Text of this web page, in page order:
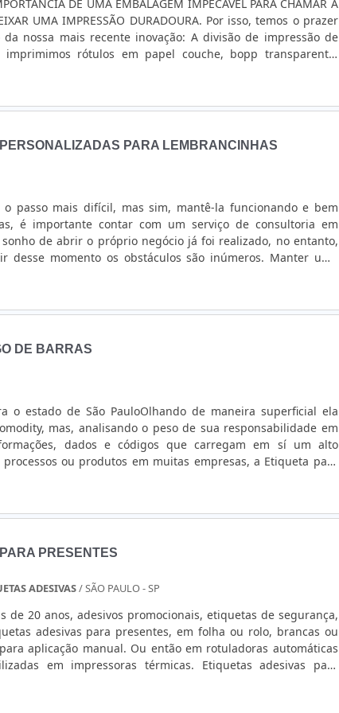
DE UMA EMBALAGEM IMPECÁVEL PARA CHAMAR A
UMA IMPRESSÃO DURADOURA. Por isso, temos o prazer
nossa mais recente inovação: A divisão de impressão de
rótulos em papel couche, bopp transparente,
com ou sem laminação! Em nossa linha de produção
premium e tecnologias de impressão de última geração
e etiquetas não apenas tenham uma aparência
com pequenos volumes, evitando assim, perdas e
Vai lançar um produto ou fazer uma reposição? Procure-nos!
você pode confiar em nós para entregar seus rótulos e
possível, sem comprometer a qualidade!
PARA LEMBRANCINHAS
passo mais difícil, mas sim, mantê-la funcionando e bem
é importante contar com um serviço de consultoria em
de abrir o próprio negócio já foi realizado, no entanto,
desse momento os obstáculos são inúmeros. Manter uma
seu porte, é um grande desafio, pois cada um dos setores
e nenhum ....
DE BARRAS
o estado de São PauloOlhando de maneira superficial ela
mas, analisando o peso de sua responsabilidade em
dados e códigos que carregam em sí um alto
ou produtos em muitas empresas, a Etiqueta para
de coadjuvante para papel principal desta peça. Com o
aumentaram ainda mais e hoje em dia é possível.
PRESENTES
ADESIVAS/ SÃO PAULO - SP
de 20 anos, adesivos promocionais, etiquetas de segurança,
adesivas para presentes, em folha ou rolo, brancas ou
aplicação manual. Ou então em rotuladoras automáticas
térmicas. Etiquetas adesivas para
ou plásticos (bopp, vinil ou polyester), invernizados ou